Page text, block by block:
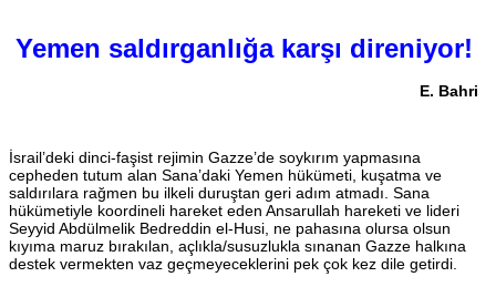
Yemen saldırganlığa karşı direniyor!
E. Bahri
İsrail’deki dinci-faşist rejimin Gazze’de soykırım yapmasına
cepheden tutum alan Sana’daki Yemen hükümeti, kuşatma ve
saldırılara rağmen bu ilkeli duruştan geri adım atmadı. Sana
hükümetiyle koordineli hareket eden Ansarullah hareketi ve lideri
Seyyid Abdülmelik Bedreddin el-Husi, ne pahasına olursa olsun
kıyıma maruz bırakılan, açlıkla/susuzlukla sınanan Gazze halkına
destek vermekten vaz geçmeyeceklerini pek çok kez dile getirdi.